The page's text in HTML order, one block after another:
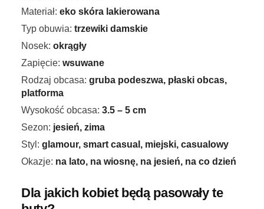
Materiał: eko skóra lakierowana
Typ obuwia: trzewiki damskie
Nosek: okrągły
Zapięcie: wsuwane
Rodzaj obcasa: gruba podeszwa, płaski obcas,
platforma
Wysokość obcasa: 3.5 – 5 cm
Sezon: jesień, zima
Styl: glamour, smart casual, miejski, casualowy
Okazje: na lato, na wiosnę, na jesień, na co dzień
Dla jakich kobiet będą pasowały te